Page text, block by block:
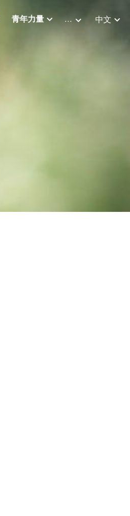
青年力量 … 中文